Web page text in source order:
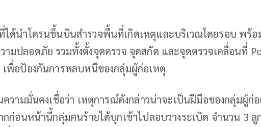
ได้นำโดรนขึ้นบินสำรวจพื้นที่เกิดเหตุและบริเวณโดยรอบ พร้อ
มปลอดภัย รวมทั้งตั้งจุดตรวจ จุดสกัด และจุดตรวจเคลื่อนที่
พื่อป้องกันการหลบหนีของกลุ่มผู้ก่อเหตุ
วามมั่นคงเชื่อว่า เหตุการณ์ดังกล่าวน่าจะเป็นฝีมือของกลุ่มผู้ก่
ก่อนหน้านี้กลุ่มคนร้ายได้บุกเข้าไปลอบวางระเบิด จำนวน 3 ลู